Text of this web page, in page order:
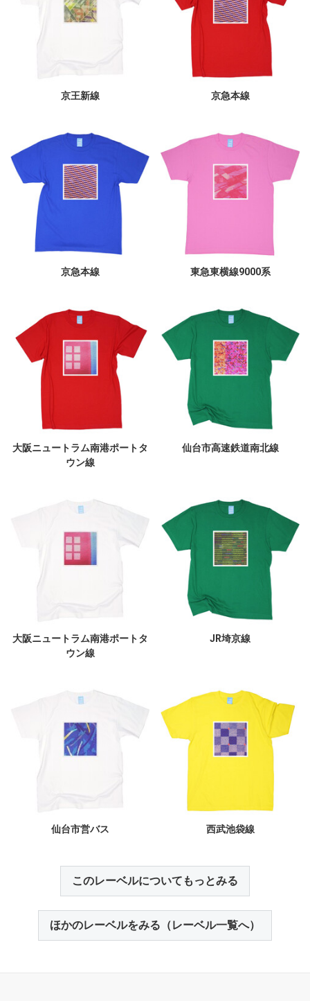
京王新線 京急本線
京急本線 東急東横線9000系
大阪ニュートラム南港ポートタ
ウン線
仙台市高速鉄道南北線
大阪ニュートラム南港ポートタ
ウン線
JR埼京線
仙台市営バス 西武池袋線
このレーベルについてもっとみる
ほかのレーベルをみる（レーベル一覧へ）